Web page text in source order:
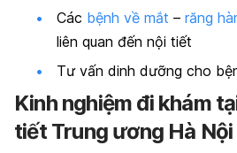
Các bệnh về mắt – răng
liên quan đến nội tiết
Tư vấn dinh dưỡng cho
Kinh nghiệm đi khám
tiết Trung ương Hà Nội